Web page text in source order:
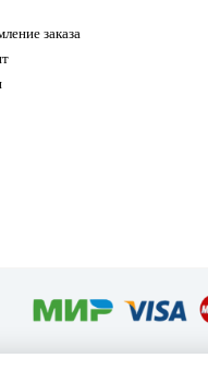
заказа